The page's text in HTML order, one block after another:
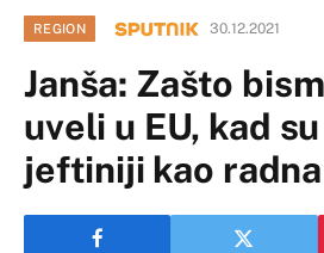
REGION 30.12.2021
Janša: Zašto
uveli u EU, kad
jeftiniji kao